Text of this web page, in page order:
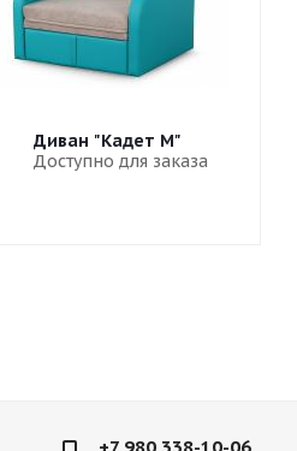
Диван "Кадет М"
Доступно для заказа